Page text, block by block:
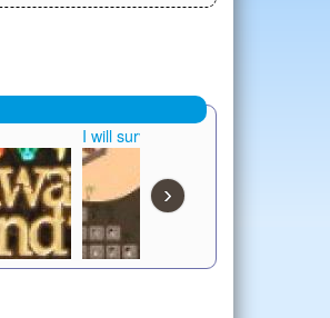
I will survive
›